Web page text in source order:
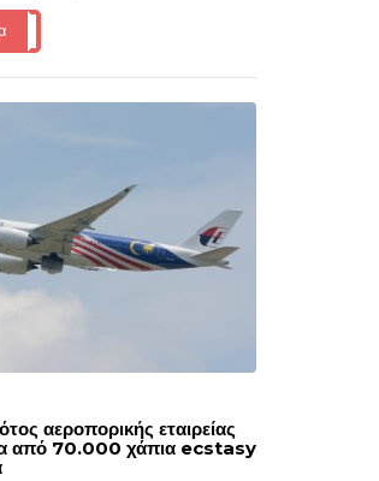
αεροπορικής εταιρείας
από 70.000 χάπια ecstasy